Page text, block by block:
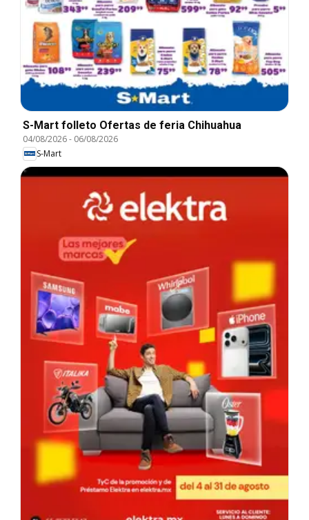
S-Mart folleto Ofertas de feria Chihuahua
04/08/2026- 06/08/2026
S-Mart